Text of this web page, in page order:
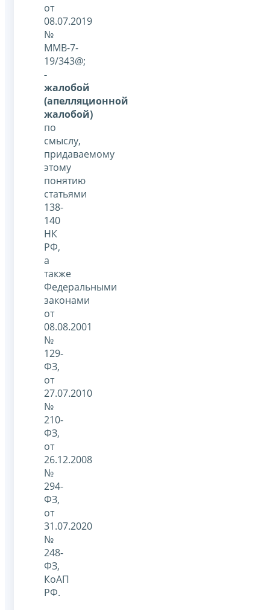
от
08.07.2019
№
ММВ-7-
19/343@;
-
жалобой
(апелляционной
жалобой)
по
смыслу,
придаваемому
этому
понятию
статьями
138-
140
НК
РФ,
а
также
Федеральными
законами
от
08.08.2001
№
129-
ФЗ,
от
27.07.2010
№
210-
ФЗ,
от
26.12.2008
№
294-
ФЗ,
от
31.07.2020
№
248-
ФЗ,
КоАП
РФ.